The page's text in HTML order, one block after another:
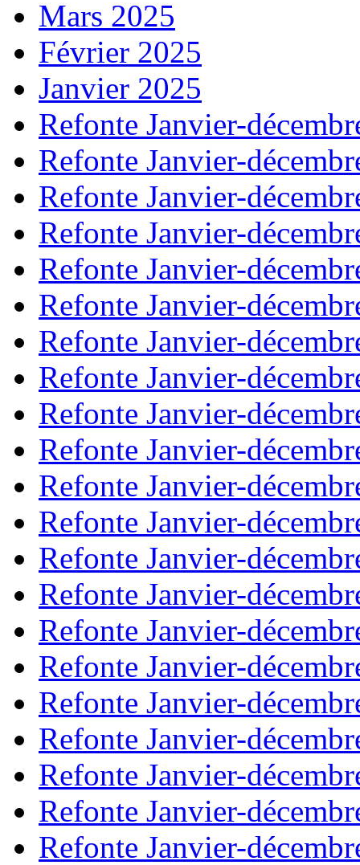
Mars 2025
Février 2025
Janvier 2025
Refonte Janvier-
Refonte Janvier-
Refonte Janvier-
Refonte Janvier-
Refonte Janvier-
Refonte Janvier-
Refonte Janvier-
Refonte Janvier-
Refonte Janvier-
Refonte Janvier-
Refonte Janvier-
Refonte Janvier-
Refonte Janvier-
Refonte Janvier-
Refonte Janvier-
Refonte Janvier-
Refonte Janvier-
Refonte Janvier-
Refonte Janvier-
Refonte Janvier-
Refonte Janvier-